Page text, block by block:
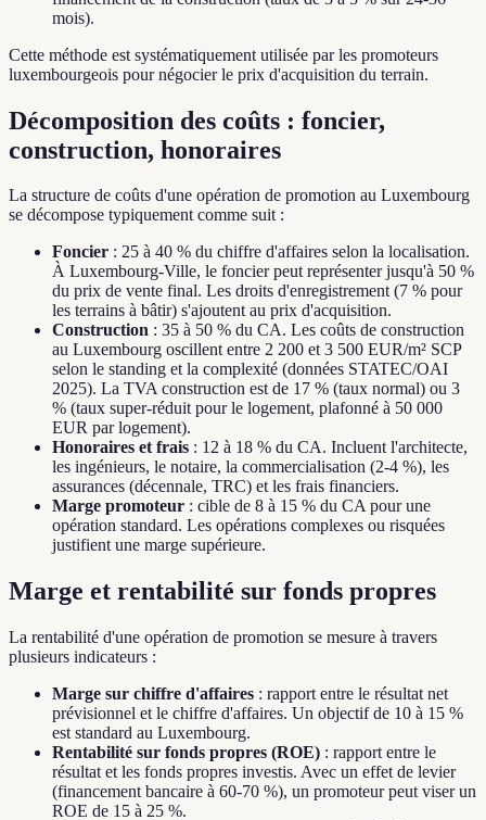
mois).
Cette méthode est systématiquement utilisée par les promoteurs
luxembourgeois pour négocier le prix d'acquisition du terrain.
Décomposition des coûts : foncier,
construction, honoraires
La structure de coûts d'une opération de promotion au Luxembourg
se décompose typiquement comme suit :
Foncier : 25 à 40 % du chiffre d'affaires selon la localisation.
À Luxembourg-Ville, le foncier peut représenter jusqu'à 50 %
du prix de vente final. Les droits d'enregistrement (7 % pour
les terrains à bâtir) s'ajoutent au prix d'acquisition.
Construction : 35 à 50 % du CA. Les coûts de construction
au Luxembourg oscillent entre 2 200 et 3 500 EUR/m² SCP
selon le standing et la complexité (données STATEC/OAI
2025). La TVA construction est de 17 % (taux normal) ou 3
% (taux super-réduit pour le logement, plafonné à 50 000
EUR par logement).
Honoraires et frais : 12 à 18 % du CA. Incluent l'architecte,
les ingénieurs, le notaire, la commercialisation (2-4 %), les
assurances (décennale, TRC) et les frais financiers.
Marge promoteur : cible de 8 à 15 % du CA pour une
opération standard. Les opérations complexes ou risquées
justifient une marge supérieure.
Marge et rentabilité sur fonds propres
La rentabilité d'une opération de promotion se mesure à travers
plusieurs indicateurs :
Marge sur chiffre d'affaires : rapport entre le résultat net
prévisionnel et le chiffre d'affaires. Un objectif de 10 à 15 %
est standard au Luxembourg.
Rentabilité sur fonds propres (ROE) : rapport entre le
résultat et les fonds propres investis. Avec un effet de levier
(financement bancaire à 60-70 %), un promoteur peut viser un
ROE de 15 à 25 %.